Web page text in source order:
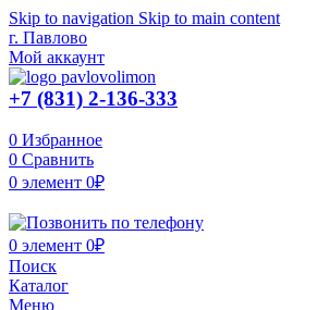
Skip to navigation Skip to main content
г. Павлово
Мой аккаунт
+7 (831) 2-136-333
0 Избранное
0 Сравнить
0 элемент 0₽
0 элемент 0₽
Поиск
Каталог
Меню